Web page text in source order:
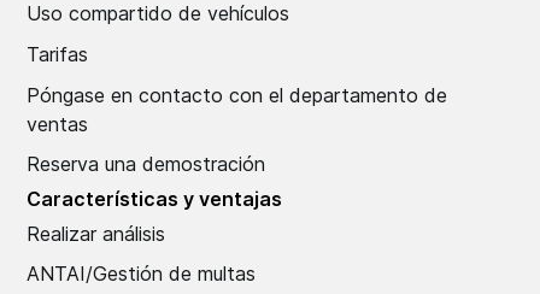
Uso compartido de vehículos
Tarifas
Póngase en contacto con el departamento de
ventas
Reserva una demostración
Características y ventajas
Realizar análisis
ANTAI/Gestión de multas